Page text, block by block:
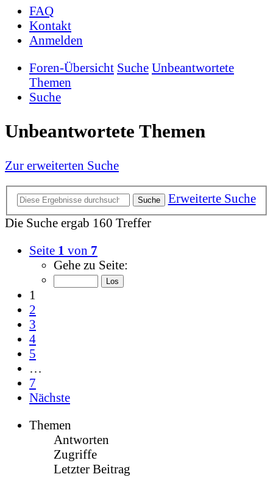
FAQ
Kontakt
Anmelden
Foren-Übersicht Suche Unbeantwortete
Themen
Suche
Unbeantwortete Themen
Zur erweiterten Suche
Suche
Erweiterte Suche
Die Suche ergab 160 Treffer
Seite 1 von 7
Gehe zu Seite:
1
2
3
4
5
…
7
Nächste
Themen
Antworten
Zugriffe
Letzter Beitrag